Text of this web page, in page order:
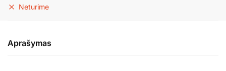
Neturime
Aprašymas